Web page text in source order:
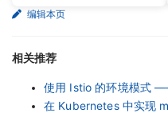
编辑本页
相关推荐
使用 Istio 的环境模式
在 Kubernetes 中实现